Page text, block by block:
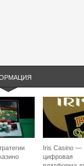
Iris Casino —
цифровая